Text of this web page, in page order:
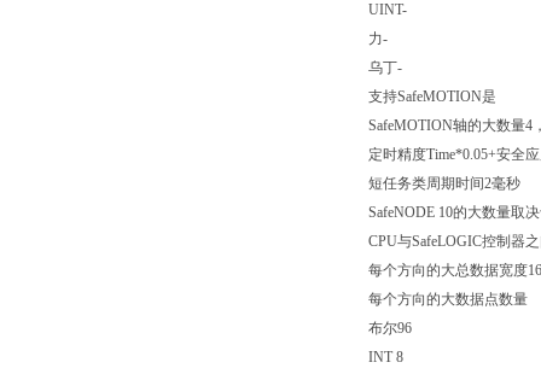
UINT-
力-
乌丁-
支持SafeMOTION是
SafeMOTION轴的大数量
定时精度Time*0.05+安全
短任务类周期时间2毫秒
SafeNODE 10的大数量取
CPU与SafeLOGIC控制器
每个方向的大总数据宽度
每个方向的大数据点数量
布尔96
INT 8